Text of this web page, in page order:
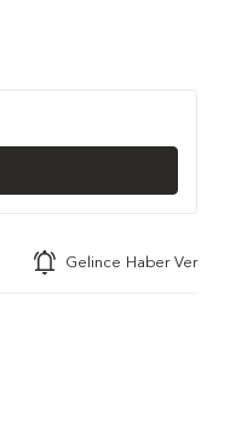
Gelince Haber Ver